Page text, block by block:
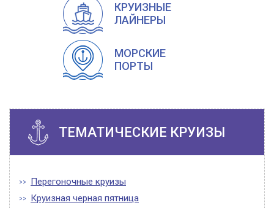
КРУИЗНЫЕ
ЛАЙНЕРЫ
МОРСКИЕ
ПОРТЫ
ТЕМАТИЧЕСКИЕ КРУИЗЫ
Перегоночные круизы
Круизная черная пятница